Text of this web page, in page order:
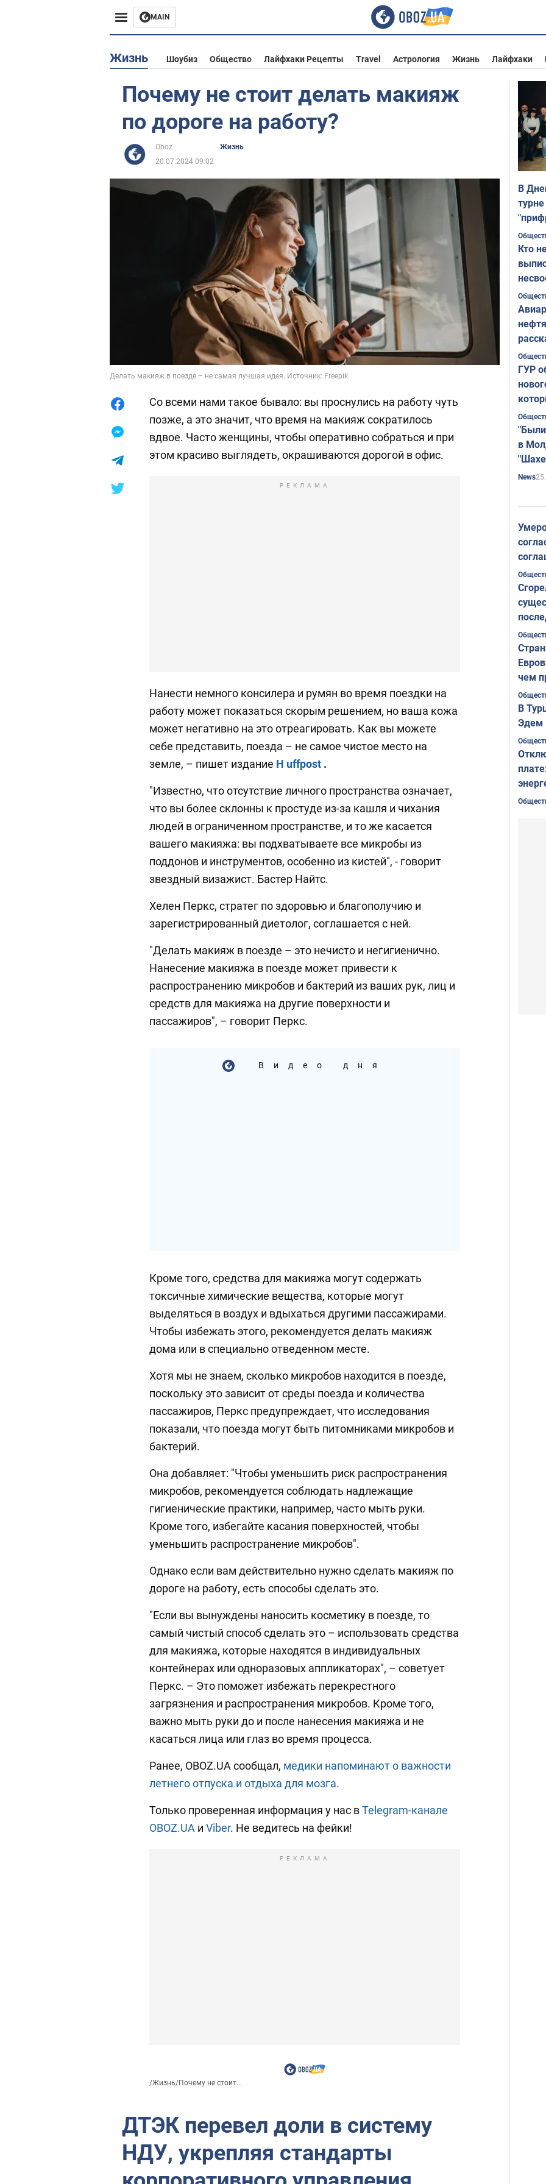
MAIN
Африка
Жизнь Шоубиз Общество Лайфхаки Рецепты Travel Астрология Жизнь Лайфхаки
Почему не стоит делать макияж
по дороге на работу?
Oboz
Жизнь
20.07.2024 09:02
Делать макияж в поезде – не самая лучшая идея. Источник: Freepik
Со всеми нами такое бывало: вы проснулись на работу чуть
позже, а это значит, что время на макияж сократилось
вдвое. Часто женщины, чтобы оперативно собраться и при
этом красиво выглядеть, окрашиваются дорогой в офис.
РЕКЛАМА
Нанести немного консилера и румян во время поездки на
работу может показаться скорым решением, но ваша кожа
может негативно на это отреагировать. Как вы можете
себе представить, поезда – не самое чистое место на
земле, – пишет издание H uffpost .
"Известно, что отсутствие личного пространства означает,
что вы более склонны к простуде из-за кашля и чихания
людей в ограниченном пространстве, и то же касается
вашего макияжа: вы подхватываете все микробы из
поддонов и инструментов, особенно из кистей", - говорит
звездный визажист. Бастер Найтс.
Хелен Перкс, стратег по здоровью и благополучию и
зарегистрированный диетолог, соглашается с ней.
"Делать макияж в поезде – это нечисто и негигиенично.
Нанесение макияжа в поезде может привести к
распространению микробов и бактерий из ваших рук, лиц и
средств для макияжа на другие поверхности и
пассажиров", – говорит Перкс.
Видео дня
Кроме того, средства для макияжа могут содержать
токсичные химические вещества, которые могут
выделяться в воздух и вдыхаться другими пассажирами.
Чтобы избежать этого, рекомендуется делать макияж
дома или в специально отведенном месте.
Хотя мы не знаем, сколько микробов находится в поезде,
поскольку это зависит от среды поезда и количества
пассажиров, Перкс предупреждает, что исследования
показали, что поезда могут быть питомниками микробов и
бактерий.
Она добавляет: "Чтобы уменьшить риск распространения
микробов, рекомендуется соблюдать надлежащие
гигиенические практики, например, часто мыть руки.
Кроме того, избегайте касания поверхностей, чтобы
уменьшить распространение микробов".
Однако если вам действительно нужно сделать макияж по
дороге на работу, есть способы сделать это.
"Если вы вынуждены наносить косметику в поезде, то
самый чистый способ сделать это – использовать средства
для макияжа, которые находятся в индивидуальных
контейнерах или одноразовых аппликаторах", – советует
Перкс. – Это поможет избежать перекрестного
загрязнения и распространения микробов. Кроме того,
важно мыть руки до и после нанесения макияжа и не
касаться лица или глаз во время процесса.
Ранее, OBOZ.UA сообщал, медики напоминают о важности
летнего отпуска и отдыха для мозга.
Только проверенная информация у нас вTelegram-канале
OBOZ.UA и Viber. Не ведитесь на фейки!
РЕКЛАМА
/Жизнь/Почему не стоит...
ДТЭК перевел доли в систему
НДУ, укрепляя стандарты
В
Кто
ГУР
в
News
чем
В
Эдем